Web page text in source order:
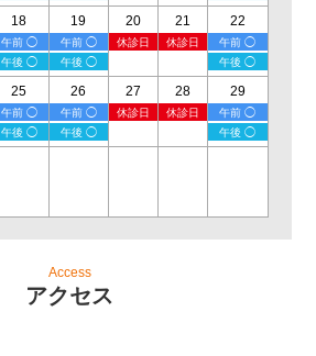
18
午前 ◯
午後 ◯
19
午前 ◯
午後 ◯
20
休診日
21
休診日
22
午前 ◯
午後 ◯
25
午前 ◯
午後 ◯
26
午前 ◯
午後 ◯
27
休診日
28
休診日
29
午前 ◯
午後 ◯
Access
アクセス